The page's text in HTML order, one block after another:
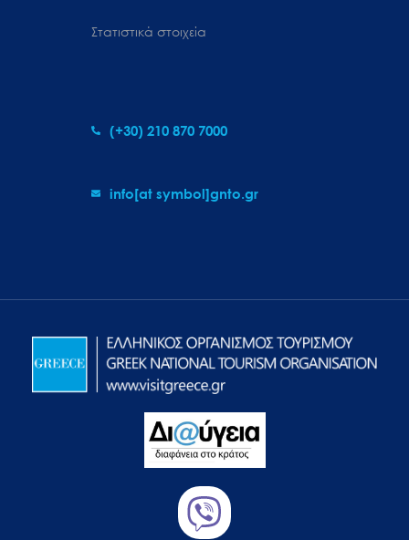
Στατιστικά στοιχεία
(+30) 210 870 7000
info[at symbol]gnto.gr